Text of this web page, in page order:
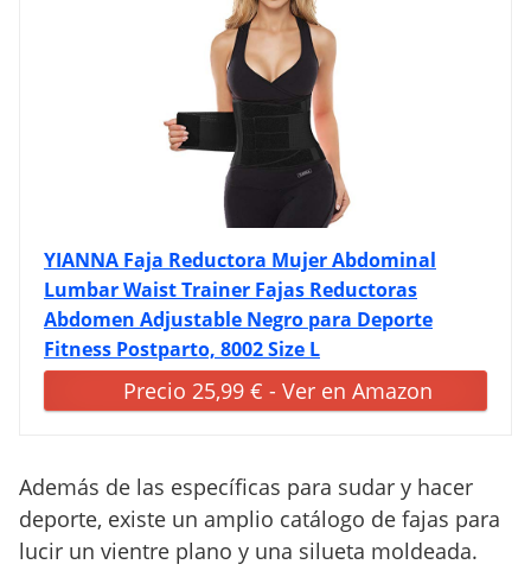
YIANNA Faja Reductora Mujer Abdominal
Lumbar Waist Trainer Fajas Reductoras
Abdomen Adjustable Negro para Deporte
Fitness Postparto, 8002 Size L
Precio 25,99 € - Ver en Amazon
Además de las específicas para sudar y hacer
deporte, existe un amplio catálogo de fajas para
lucir un vientre plano y una silueta moldeada.